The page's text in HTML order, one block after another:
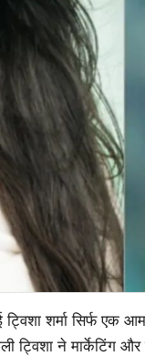
ट्विशा शर्मा सिर्फ एक
ट्विशा ने